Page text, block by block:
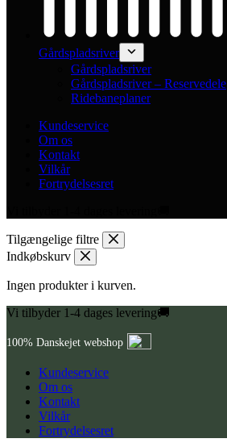
Gårdspladsriver
Gårdspladsriver
Gårdspladsriver – Reservedele
Ridebaneplaner
Kundeservice
Om os
Kontakt
Vilkår
Fortrydelsesret
Tilgængelige filtre
Indkøbskurv
Ingen produkter i kurven.
Vi tilbyder 1-4 dages levering🚚
100% Danskejet webshop
Kundeservice
Om os
Kontakt
Vilkår
Fortrydelsesret